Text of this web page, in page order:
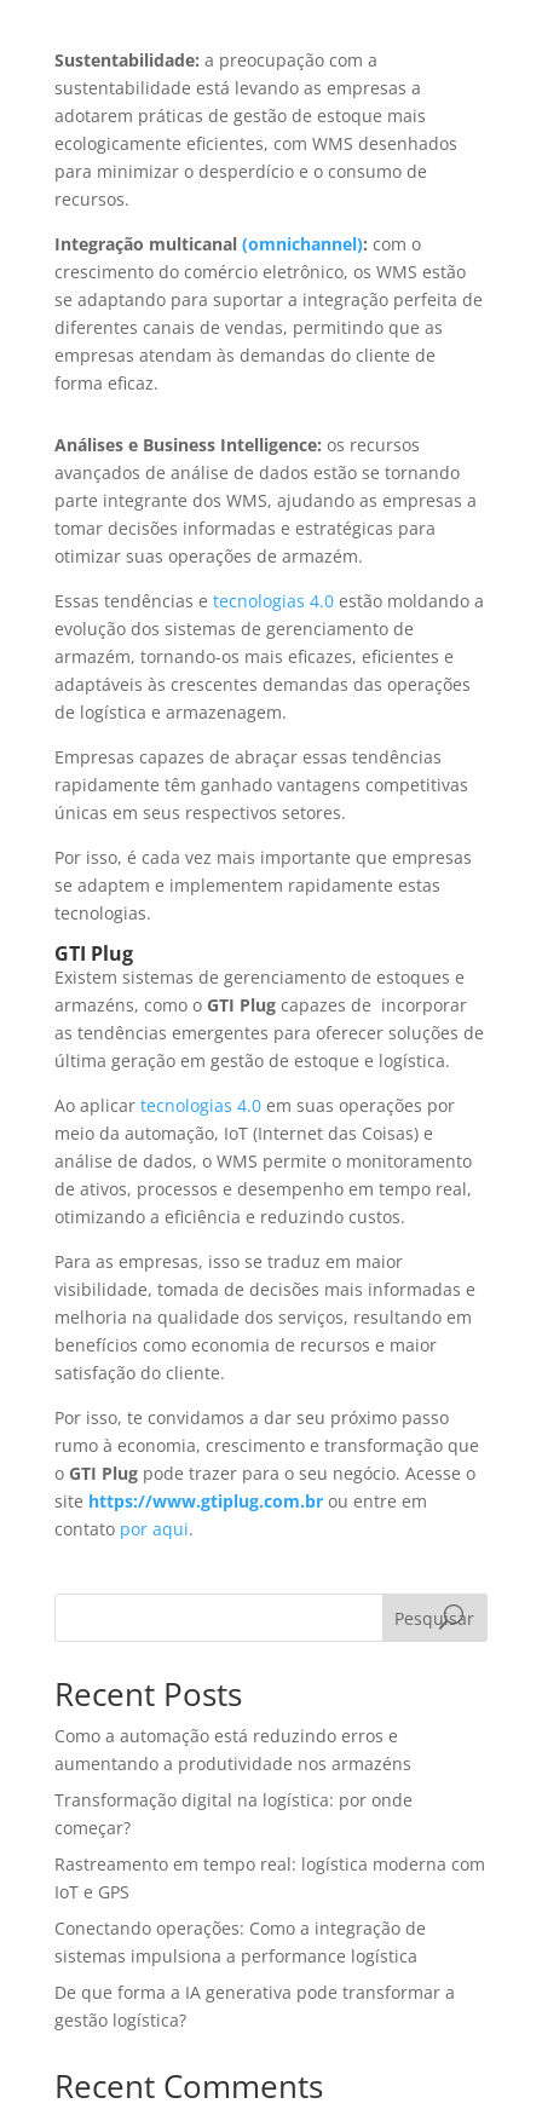
Sustentabilidade: a preocupação com a
sustentabilidade está levando as empresas a
adotarem práticas de gestão de estoque mais
ecologicamente eficientes, com WMS desenhados
para minimizar o desperdício e o consumo de
recursos.
Integração multicanal (omnichannel): com o
crescimento do comércio eletrônico, os WMS estão
se adaptando para suportar a integração perfeita de
diferentes canais de vendas, permitindo que as
empresas atendam às demandas do cliente de
forma eficaz.
Análises e Business Intelligence: os recursos
avançados de análise de dados estão se tornando
parte integrante dos WMS, ajudando as empresas a
tomar decisões informadas e estratégicas para
otimizar suas operações de armazém.
Essas tendências e tecnologias 4.0estão moldando a
evolução dos sistemas de gerenciamento de
armazém, tornando-os mais eficazes, eficientes e
adaptáveis às crescentes demandas das operações
de logística e armazenagem.
Empresas capazes de abraçar essas tendências
rapidamente têm ganhado vantagens competitivas
únicas em seus respectivos setores.
Por isso, é cada vez mais importante que empresas
se adaptem e implementem rapidamente estas
tecnologias.
GTI Plug
Existem sistemas de gerenciamento de estoques e
armazéns, como o GTI Plug capazes de incorporar
as tendências emergentes para oferecer soluções de
última geração em gestão de estoque e logística.
Ao aplicar tecnologias 4.0em suas operações por
meio da automação, IoT (Internet das Coisas) e
análise de dados, o WMS permite o monitoramento
de ativos, processos e desempenho em tempo real,
otimizando a eficiência e reduzindo custos.
Para as empresas, isso se traduz em maior
visibilidade, tomada de decisões mais informadas e
melhoria na qualidade dos serviços, resultando em
benefícios como economia de recursos e maior
satisfação do cliente.
Por isso, te convidamos a dar seu próximo passo
rumo à economia, crescimento e transformação que
o GTI Plugpode trazer para o seu negócio. Acesse o
site https://www.gtiplug.com.brou entre em
contato por aqui.
Pesquisar
Recent Posts
Como a automação está reduzindo erros e
aumentando a produtividade nos armazéns
Transformação digital na logística: por onde
começar?
Rastreamento em tempo real: logística moderna com
IoT e GPS
Conectando operações: Como a integração de
sistemas impulsiona a performance logística
De que forma a IA generativa pode transformar a
gestão logística?
Recent Comments